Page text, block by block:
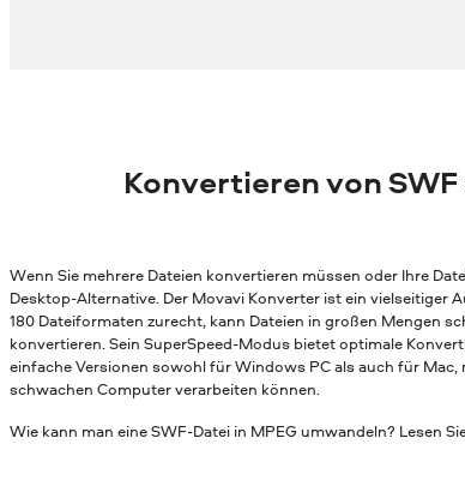
Konvertieren von
Wenn Sie mehrere Dateien konvertieren müssen oder Ihre
Desktop-Alternative. Der Movavi Konverter ist ein
180 Dateiformaten zurecht, kann Dateien in großen Mengen
konvertieren. Sein SuperSpeed-Modus bietet optimale
einfache Versionen sowohl für Windows PC als auch für
schwachen Computer verarbeiten können.
Wie kann man eine SWF-Datei in MPEG umwandeln? Lesen